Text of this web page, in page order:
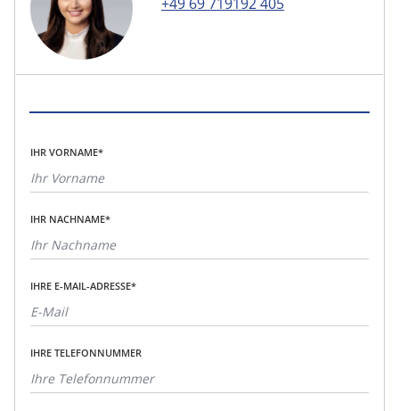
IHR VORNAME*
IHR NACHNAME*
IHRE E-MAIL-ADRESSE*
IHRE TELEFONNUMMER